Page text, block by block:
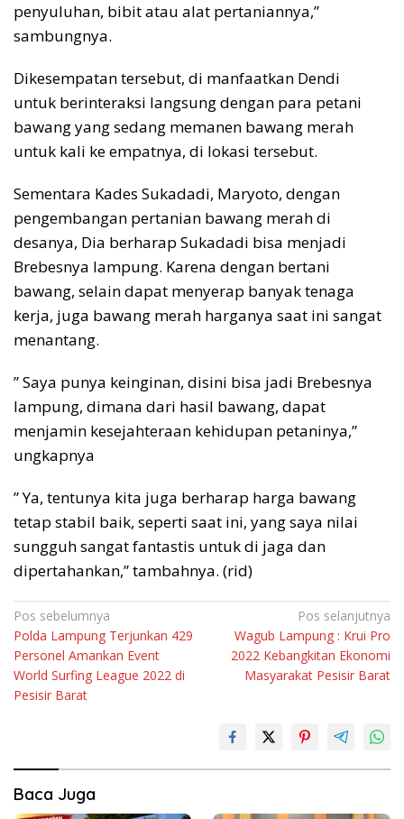
penyuluhan, bibit atau alat pertaniannya,”
sambungnya.
Dikesempatan tersebut, di manfaatkan Dendi
untuk berinteraksi langsung dengan para petani
bawang yang sedang memanen bawang merah
untuk kali ke empatnya, di lokasi tersebut.
Sementara Kades Sukadadi, Maryoto, dengan
pengembangan pertanian bawang merah di
desanya, Dia berharap Sukadadi bisa menjadi
Brebesnya lampung. Karena dengan bertani
bawang, selain dapat menyerap banyak tenaga
kerja, juga bawang merah harganya saat ini sangat
menantang.
” Saya punya keinginan, disini bisa jadi Brebesnya
lampung, dimana dari hasil bawang, dapat
menjamin kesejahteraan kehidupan petaninya,”
ungkapnya
” Ya, tentunya kita juga berharap harga bawang
tetap stabil baik, seperti saat ini, yang saya nilai
sungguh sangat fantastis untuk di jaga dan
dipertahankan,” tambahnya. (rid)
Navigasi
pos
Pos sebelumnya
Polda Lampung Terjunkan 429
Personel Amankan Event
World Surfing League 2022 di
Pesisir Barat
Pos selanjutnya
Wagub Lampung : Krui Pro
2022 Kebangkitan Ekonomi
Masyarakat Pesisir Barat
Baca Juga